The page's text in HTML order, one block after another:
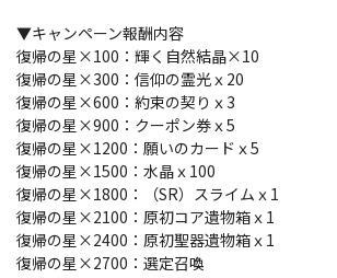
▼キャンペーン報酬内容
復帰の星×100：輝く自然結晶×10
復帰の星×300：信仰の霊光ｘ20
復帰の星×600：約束の契りｘ3
復帰の星×900：クーポン券ｘ5
復帰の星×1200：願いのカードｘ5
復帰の星×1500：水晶ｘ100
復帰の星×1800：（SR）スライムｘ1
復帰の星×2100：原初コア遺物箱ｘ1
復帰の星×2400：原初聖器遺物箱ｘ1
復帰の星×2700：選定召喚